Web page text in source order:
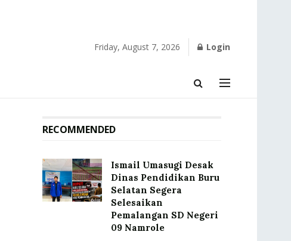
Friday, August 7, 2026 Login
RECOMMENDED
Ismail Umasugi Desak
Dinas Pendidikan Buru
Selatan Segera
Selesaikan
Pemalangan SD Negeri
09 Namrole